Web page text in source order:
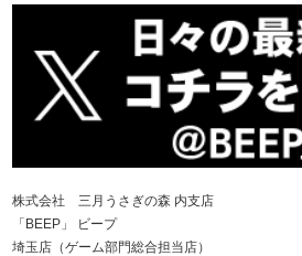
株式会社 三月うさぎの森 内支店
「BEEP」 ビープ
埼玉店（ゲーム部門総合担当店）